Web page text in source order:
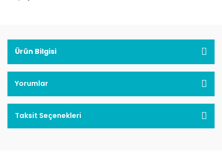
Ürün Bilgisi
Yorumlar
Taksit Seçenekleri